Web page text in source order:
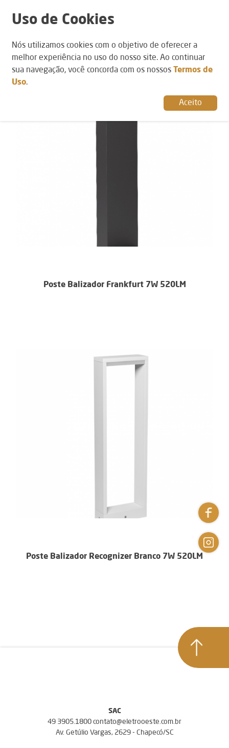
POSTES
Poste Balizador Frankfurt 7W 520LM
Poste Balizador Recognizer Branco 7W 520LM
SAC
49 3905.1800 contato@eletrooeste.com.br
Av. Getúlio Vargas, 2629 - Chapecó/SC
Uso de Cookies
Nós utilizamos cookies com o objetivo de oferecer a
melhor experiência no uso do nosso site. Ao continuar
sua navegação, você concorda com os nossos
Termos de
Uso.
Aceito